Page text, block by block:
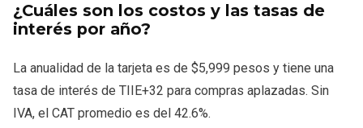
¿Cuáles son los costos y las tasas de
interés por año?
La anualidad de la tarjeta es de $5,999 pesos y tiene una
tasa de interés de TIIE+32 para compras aplazadas. Sin
IVA, el CAT promedio es del 42.6%.